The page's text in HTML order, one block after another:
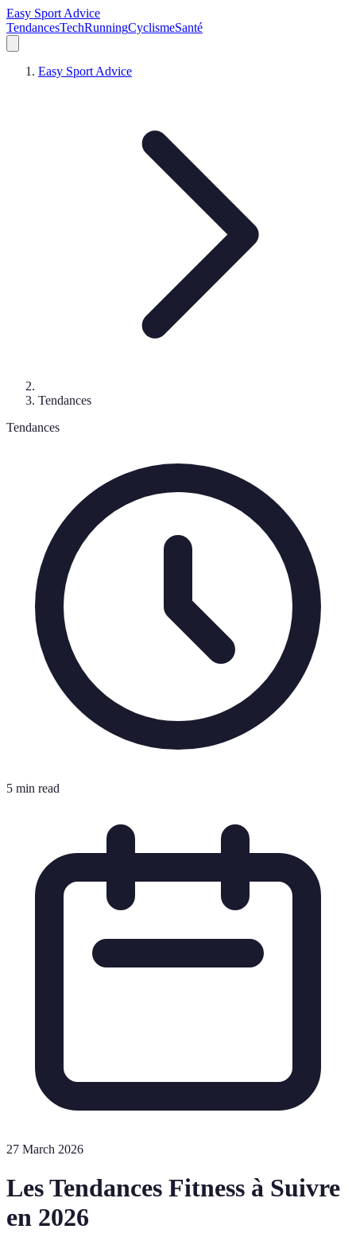
Easy Sport Advice
TendancesTechRunningCyclismeSanté
Easy Sport Advice
Tendances
Tendances
5 min read
27 March 2026
Les Tendances Fitness à Suivre
en 2026